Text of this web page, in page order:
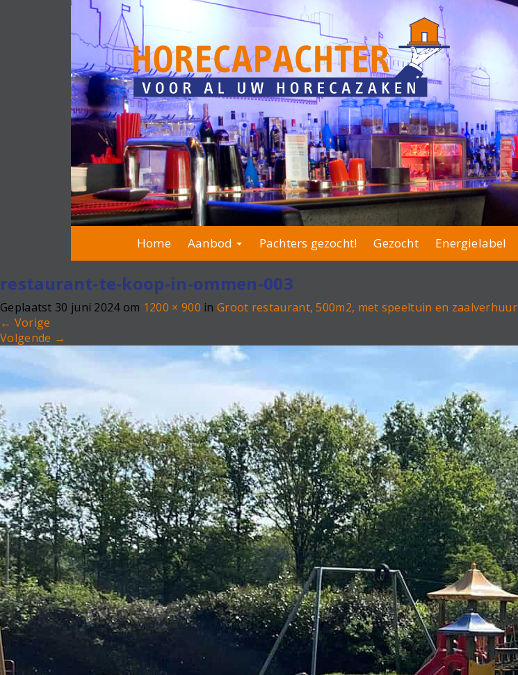
Home Aanbod Pachters gezocht! Gezocht Energielabel
restaurant-te-koop-in-ommen-003
Geplaatst 30 juni 2024om 1200 × 900 inGroot restaurant, 500m2, met speeltuin en zaalverhuur
← Vorige
Volgende →